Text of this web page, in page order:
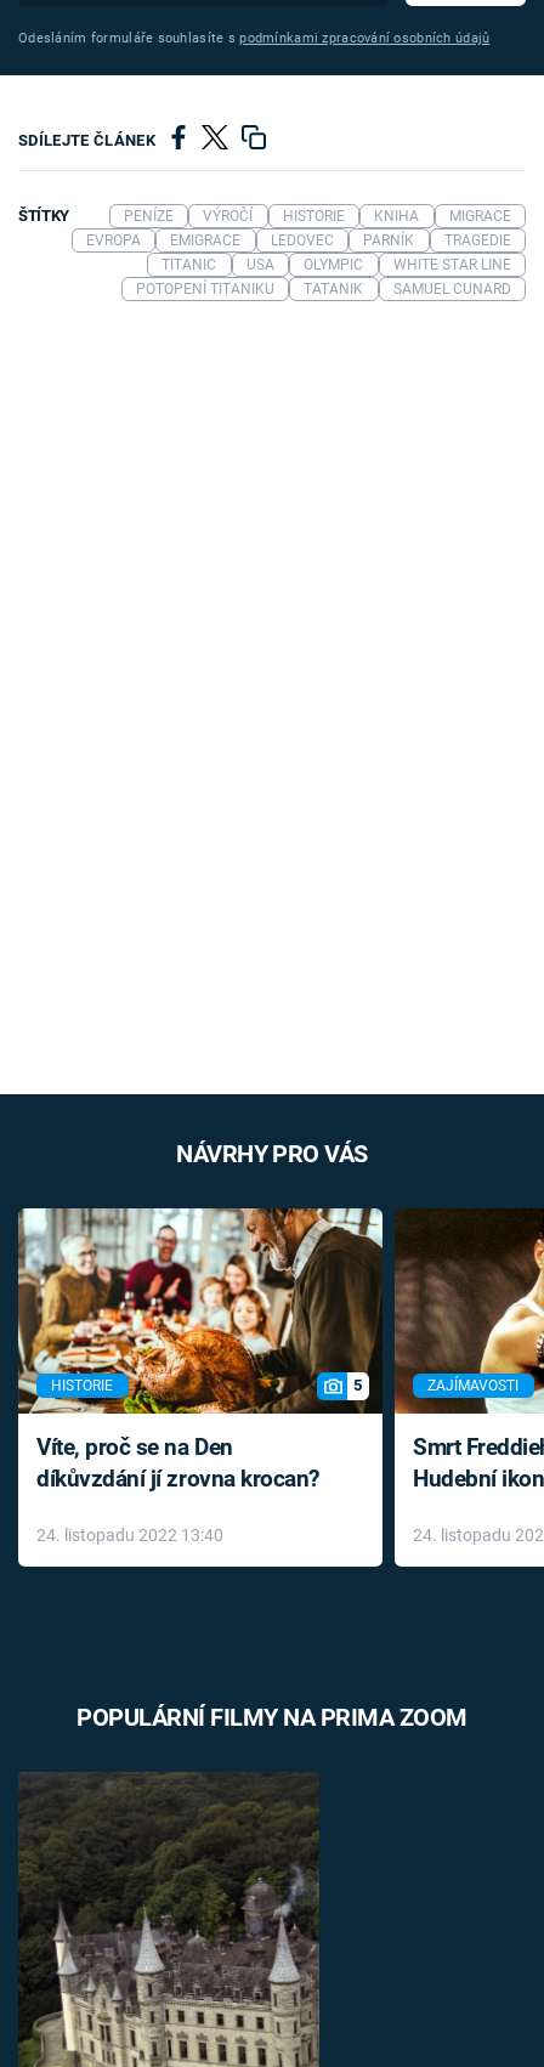
Odesláním formuláře souhlasíte spodmínkami zpracování osobních údajů
SDÍLEJTE ČLÁNEK
ŠTÍTKY PENÍZE VÝROČÍ HISTORIE KNIHA
MIGRACE
EVROPA
EMIGRACE LEDOVEC PARNÍK
TRAGEDIE
TITANIC
USA OLYMPIC
WHITE STAR LINE
POTOPENÍ TITANIKU
TATANIK SAMUEL CUNARD
NÁVRHY PRO VÁS
HISTORIE 5
Víte, proč se na Den
díkůvzdání jí zrovna krocan?
24. listopadu 2022 13:40
ZAJÍMAVOSTI
Smrt
Hudební
léky
24. listopadu
POPULÁRNÍ FILMY NA PRIMA ZOOM